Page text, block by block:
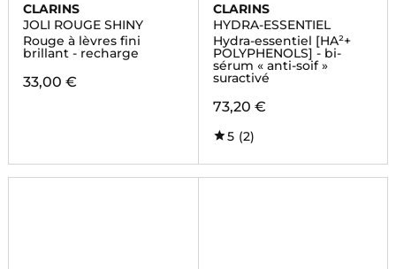
CLARINS
JOLI ROUGE SHINY
Rouge à lèvres fini
brillant - recharge
33,00 €
CLARINS
HYDRA-ESSENTIEL
Hydra-essentiel [HA²+
POLYPHENOLS] - bi-
sérum « anti-soif »
suractivé
73,20 €
5 (2)